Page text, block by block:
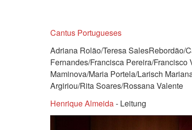
Cantus Portugueses
Adriana Rolão/Teresa SalesRebordão/
Fernandes/Francisca Pereira/
Maminova/Maria Portela/Larisch
Argiriou/Rita Soares/Rossana Valente
Henrique Almeida- Leitung